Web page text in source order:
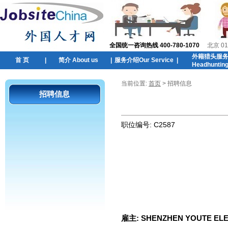
全国统一咨询热线 400-780-1070 北京
首 页 简介 About us 服务介绍Our Service
外籍猎头服
招聘信息
当前位置: 首页 > 招聘信息
职位编号: C2587
雇主: SHENZHEN YOUTE